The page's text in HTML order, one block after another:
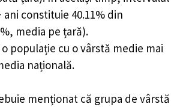
ani constituie 40.11% din
media pe țară).
populație cu o vârstă medie mai
națională.
menționat că grupa de vârstă